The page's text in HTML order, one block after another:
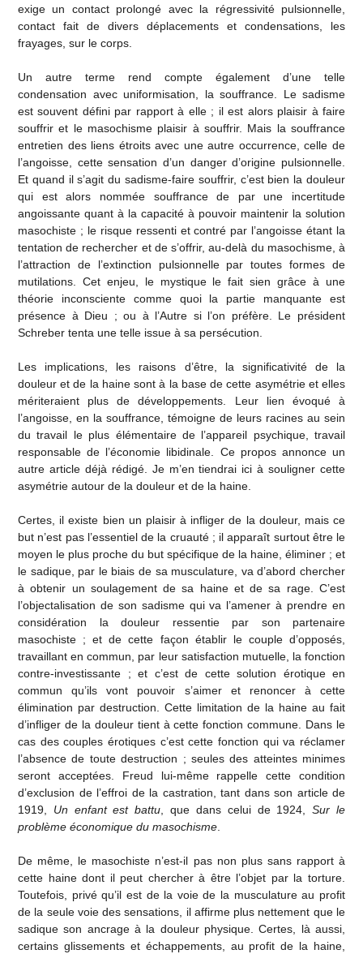
exige un contact prolongé avec la régressivité pulsionnelle,
contact fait de divers déplacements et condensations, les
frayages, sur le corps.
Un autre terme rend compte également d’une telle
condensation avec uniformisation, la souffrance. Le sadisme
est souvent défini par rapport à elle ; il est alors plaisir à faire
souffrir et le masochisme plaisir à souffrir. Mais la souffrance
entretien des liens étroits avec une autre occurrence, celle de
l’angoisse, cette sensation d’un danger d’origine pulsionnelle.
Et quand il s’agit du sadisme-faire souffrir, c’est bien la douleur
qui est alors nommée souffrance de par une incertitude
angoissante quant à la capacité à pouvoir maintenir la solution
masochiste ; le risque ressenti et contré par l’angoisse étant la
tentation de rechercher et de s’offrir, au-delà du masochisme, à
l’attraction de l’extinction pulsionnelle par toutes formes de
mutilations. Cet enjeu, le mystique le fait sien grâce à une
théorie inconsciente comme quoi la partie manquante est
présence à Dieu ; ou à l’Autre si l’on préfère. Le président
Schreber tenta une telle issue à sa persécution.
Les implications, les raisons d’être, la significativité de la
douleur et de la haine sont à la base de cette asymétrie et elles
mériteraient plus de développements. Leur lien évoqué à
l’angoisse, en la souffrance, témoigne de leurs racines au sein
du travail le plus élémentaire de l’appareil psychique, travail
responsable de l’économie libidinale. Ce propos annonce un
autre article déjà rédigé. Je m’en tiendrai ici à souligner cette
asymétrie autour de la douleur et de la haine.
Certes, il existe bien un plaisir à infliger de la douleur, mais ce
but n’est pas l’essentiel de la cruauté ; il apparaît surtout être le
moyen le plus proche du but spécifique de la haine, éliminer ; et
le sadique, par le biais de sa musculature, va d’abord chercher
à obtenir un soulagement de sa haine et de sa rage. C’est
l’objectalisation de son sadisme qui va l’amener à prendre en
considération la douleur ressentie par son partenaire
masochiste ; et de cette façon établir le couple d’opposés,
travaillant en commun, par leur satisfaction mutuelle, la fonction
contre-investissante ; et c’est de cette solution érotique en
commun qu’ils vont pouvoir s’aimer et renoncer à cette
élimination par destruction. Cette limitation de la haine au fait
d’infliger de la douleur tient à cette fonction commune. Dans le
cas des couples érotiques c’est cette fonction qui va réclamer
l’absence de toute destruction ; seules des atteintes minimes
seront acceptées. Freud lui-même rappelle cette condition
d’exclusion de l’effroi de la castration, tant dans son article de
1919, Un enfant est battu, que dans celui de 1924,Sur le
problème économique du masochisme.
De même, le masochiste n’est-il pas non plus sans rapport à
cette haine dont il peut chercher à être l’objet par la torture.
Toutefois, privé qu’il est de la voie de la musculature au profit
de la seule voie des sensations, il affirme plus nettement que le
sadique son ancrage à la douleur physique. Certes, là aussi,
certains glissements et échappements, au profit de la haine,